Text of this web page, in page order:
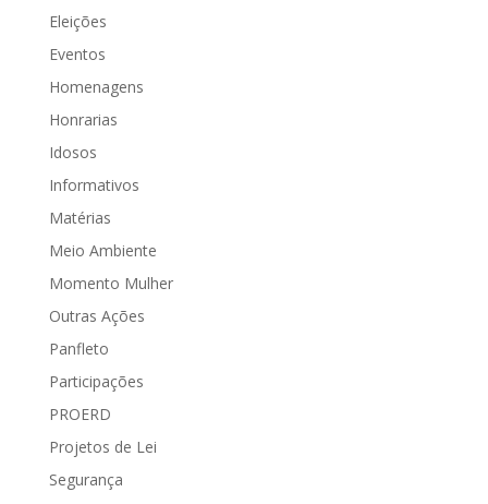
Eleições
Eventos
Homenagens
Honrarias
Idosos
Informativos
Matérias
Meio Ambiente
Momento Mulher
Outras Ações
Panfleto
Participações
PROERD
Projetos de Lei
Segurança